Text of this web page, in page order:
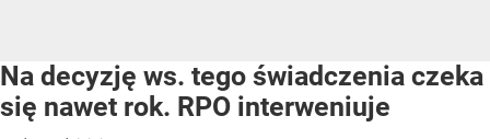
Na decyzję ws. tego świadczenia czeka
się nawet rok. RPO interweniuje